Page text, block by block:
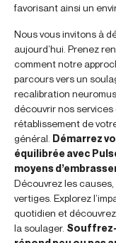
favorisant ainsi un
Nous vous invitons à
aujourd’hui. Prenez
comment notre
parcours vers un
recalibration
découvrir nos
rétablissement de
général. Démarrez
équilibrée avec
moyens
Découvrez les
vertiges. Explorez
quotidien et
la soulager. Souffrez-